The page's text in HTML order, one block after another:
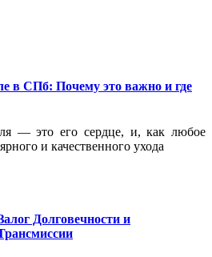
в СПб: Почему это важно и где
— это его сердце, и, как любое
и качественного ухода
Долговечности и